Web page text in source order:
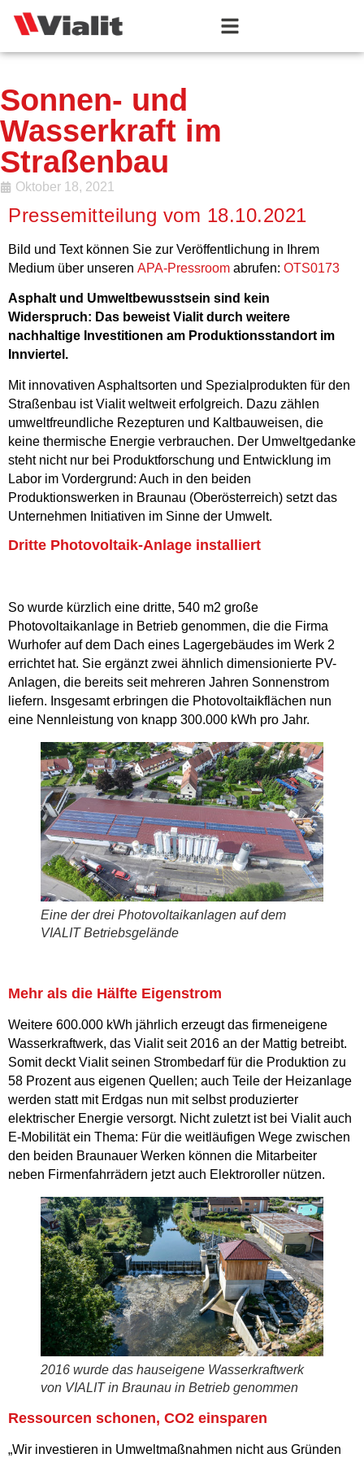
Sonnen- und
Wasserkraft im
Straßenbau
Oktober 18, 2021
Pressemitteilung vom 18.10.2021
Bild und Text können Sie zur Veröffentlichung in Ihrem
Medium über unseren APA-Pressroom abrufen: OTS0173
Asphalt und Umweltbewusstsein sind kein
Widerspruch: Das beweist Vialit durch weitere
nachhaltige Investitionen am Produktionsstandort im
Innviertel.
Mit innovativen Asphaltsorten und Spezialprodukten für den
Straßenbau ist Vialit weltweit erfolgreich. Dazu zählen
umweltfreundliche Rezepturen und Kaltbauweisen, die
keine thermische Energie verbrauchen. Der Umweltgedanke
steht nicht nur bei Produktforschung und Entwicklung im
Labor im Vordergrund: Auch in den beiden
Produktionswerken in Braunau (Oberösterreich) setzt das
Unternehmen Initiativen im Sinne der Umwelt.
Dritte Photovoltaik-Anlage installiert
So wurde kürzlich eine dritte, 540 m2 große
Photovoltaikanlage in Betrieb genommen, die die Firma
Wurhofer auf dem Dach eines Lagergebäudes im Werk 2
errichtet hat. Sie ergänzt zwei ähnlich dimensionierte PV-
Anlagen, die bereits seit mehreren Jahren Sonnenstrom
liefern. Insgesamt erbringen die Photovoltaikflächen nun
eine Nennleistung von knapp 300.000 kWh pro Jahr.
Eine der drei Photovoltaikanlagen auf dem
VIALIT Betriebsgelände
Mehr als die Hälfte Eigenstrom
Weitere 600.000 kWh jährlich erzeugt das firmeneigene
Wasserkraftwerk, das Vialit seit 2016 an der Mattig betreibt.
Somit deckt Vialit seinen Strombedarf für die Produktion zu
58 Prozent aus eigenen Quellen; auch Teile der Heizanlage
werden statt mit Erdgas nun mit selbst produzierter
elektrischer Energie versorgt. Nicht zuletzt ist bei Vialit auch
E-Mobilität ein Thema: Für die weitläufigen Wege zwischen
den beiden Braunauer Werken können die Mitarbeiter
neben Firmenfahrrädern jetzt auch Elektroroller nützen.
2016 wurde das hauseigene Wasserkraftwerk
von VIALIT in Braunau in Betrieb genommen
Ressourcen schonen, CO2 einsparen
„Wir investieren in Umweltmaßnahmen nicht aus Gründen